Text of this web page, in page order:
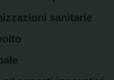
sanitarie